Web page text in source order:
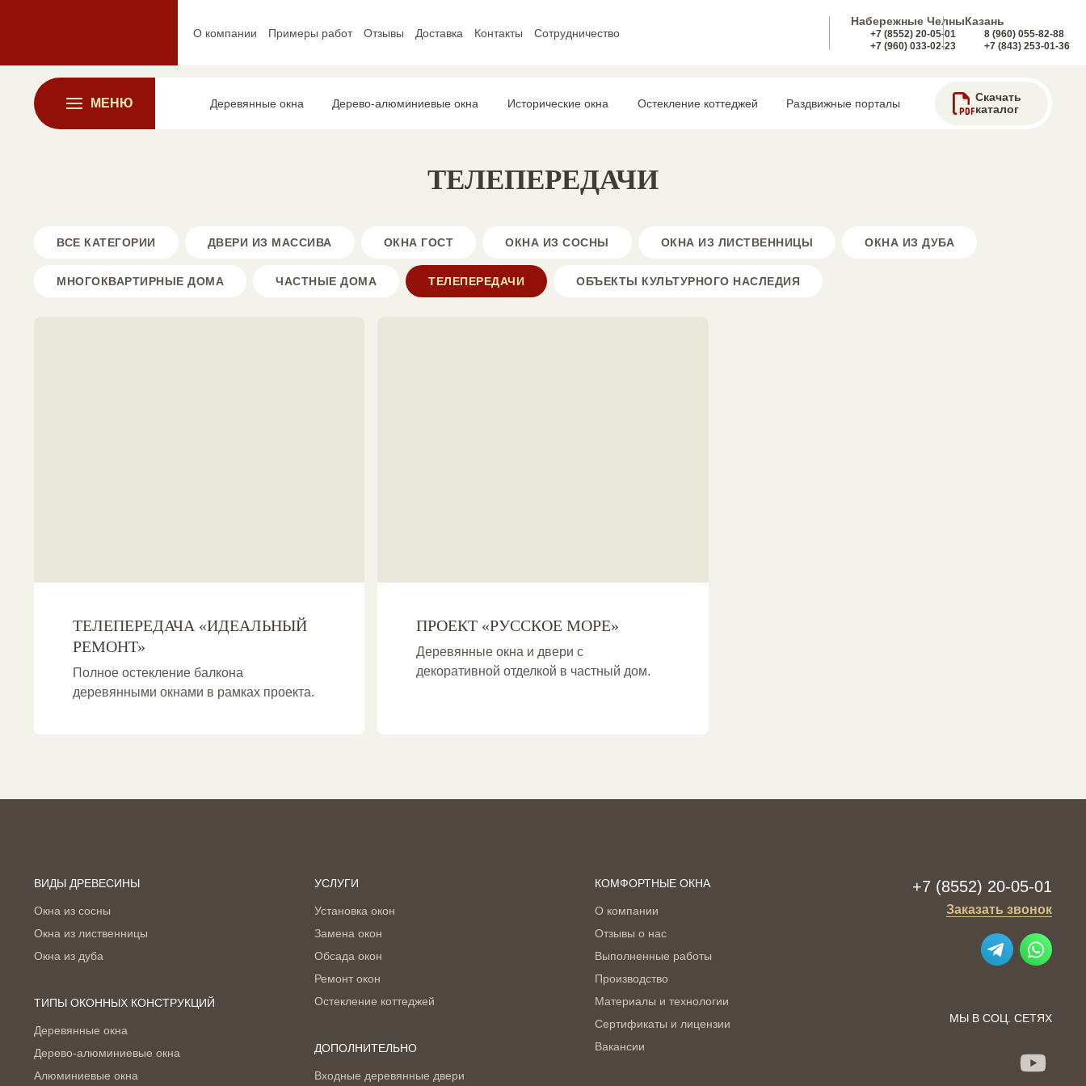
О компании Примеры работ Отзывы Доставка Контакты Сотрудничество
Набережные Челны
+7 (8552) 20-05-01
+7 (960) 033-02-23
Казань
8 (960) 055-82-88
+7 (843) 253-01-36
МЕНЮ Деревянные окна Дерево-алюминиевые окна Исторические окна Остекление коттеджей Раздвижные порталы
Скачать
каталог
ТЕЛЕПЕРЕДАЧИ
ВСЕ КАТЕГОРИИ ДВЕРИ ИЗ МАССИВА ОКНА ГОСТ ОКНА ИЗ СОСНЫ ОКНА ИЗ ЛИСТВЕННИЦЫ ОКНА ИЗ ДУБА
МНОГОКВАРТИРНЫЕ ДОМА ЧАСТНЫЕ ДОМА ТЕЛЕПЕРЕДАЧИ ОБЪЕКТЫ КУЛЬТУРНОГО НАСЛЕДИЯ
ТЕЛЕПЕРЕДАЧА «ИДЕАЛЬНЫЙ
РЕМОНТ»
Полное остекление балкона
деревянными окнами в рамках проекта.
ПРОЕКТ «РУССКОЕ МОРЕ»
Деревянные окна и двери с
декоративной отделкой в частный дом.
ВИДЫ ДРЕВЕСИНЫ
Окна из сосны
Окна из лиственницы
Окна из дуба
ТИПЫ ОКОННЫХ КОНСТРУКЦИЙ
Деревянные окна
Дерево-алюминиевые окна
Алюминиевые окна
УСЛУГИ
Установка окон
Замена окон
Обсада окон
Ремонт окон
Остекление коттеджей
ДОПОЛНИТЕЛЬНО
Входные деревянные двери
КОМФОРТНЫЕ ОКНА
О компании
Отзывы о нас
Выполненные работы
Производство
Материалы и технологии
Сертификаты и лицензии
Вакансии
+7 (8552) 20-05-01
Заказать звонок
МЫ В СОЦ. СЕТЯХ